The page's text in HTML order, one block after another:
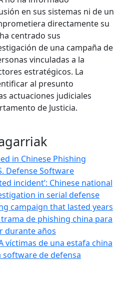
en sus sistemas ni de un
directamente su
centrado sus
de una campaña de
vinculadas a la
estratégicos. La
al presunto
actuaciones judiciales
de Justicia.
in Chinese Phishing
Defense Software
incident’: Chinese national
in serial defense
campaign that lasted years
trama de phishing china para
durante años
víctimas de una estafa china
de defensa